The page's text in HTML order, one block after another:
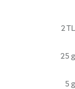
2 TL
25 g
5 g